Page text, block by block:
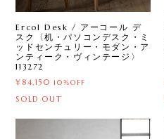
Ercol Desk / アーコール デ
スク〈机・パソコンデスク・ミ
ッドセンチュリー・モダン・ア
ンティーク・ヴィンテージ〉
113272
¥84,150 10%OFF
SOLD OUT